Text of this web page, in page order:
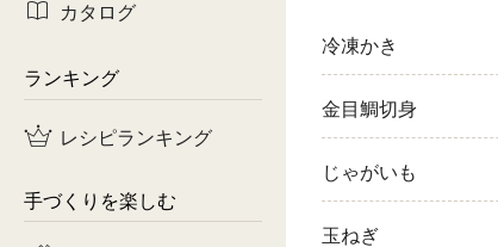
冷凍かき
金目鯛切身
じゃがいも
玉ねぎ
カタログ
ランキング
レシピランキング
手づくりを楽しむ